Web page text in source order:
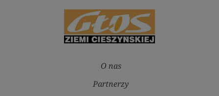
O nas
Partnerzy